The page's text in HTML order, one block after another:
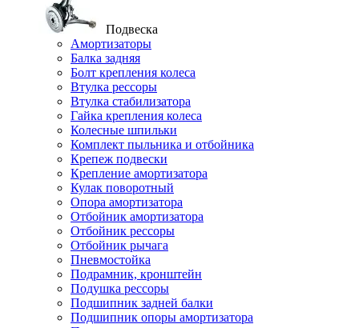
Подвеска
Амортизаторы
Балка задняя
Болт крепления колеса
Втулка рессоры
Втулка стабилизатора
Гайка крепления колеса
Колесные шпильки
Комплект пыльника и отбойника
Крепеж подвески
Крепление амортизатора
Кулак поворотный
Опора амортизатора
Отбойник амортизатора
Отбойник рессоры
Отбойник рычага
Пневмостойка
Подрамник, кронштейн
Подушка рессоры
Подшипник задней балки
Подшипник опоры амортизатора